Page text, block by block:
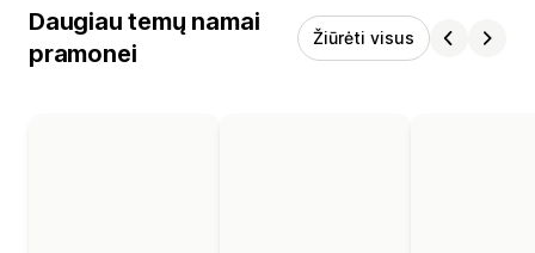
Daugiau temų namai
pramonei
Žiūrėti visus